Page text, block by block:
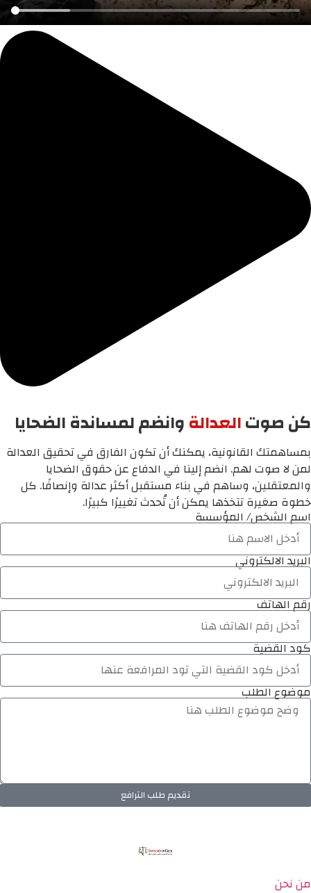
كن صوتالعدالةوانضم لمساندة الضحايا
بمساهمتك القانونية، يمكنك أن تكون الفارق في تحقيق العدالة
لمن لا صوت لهم. انضم إلينا في الدفاع عن حقوق الضحايا
والمعتقلين، وساهم في بناء مستقبل أكثر عدالة وإنصافًا. كل
خطوة صغيرة تتخذها يمكن أن تُحدث تغييرًا كبيرًا.
اسم الشخص/ المؤسسة
البريد الالكتروني
رقم الهاتف
كود القضية
موضوع الطلب
تقديم طلب الترافع
من نحن